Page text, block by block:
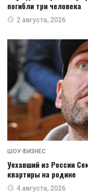
погибли три человека
2 августа, 2026
ШОУ-БИЗНЕС
Уехавший из России
квартиры на родине
4 августа, 2026